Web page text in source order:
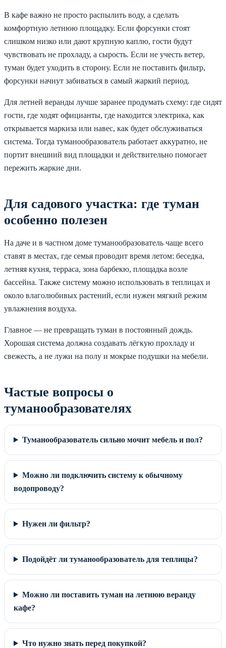
В кафе важно не просто распылить воду, а сделать
комфортную летнюю площадку. Если форсунки стоят
слишком низко или дают крупную каплю, гости будут
чувствовать не прохладу, а сырость. Если не учесть ветер,
туман будет уходить в сторону. Если не поставить фильтр,
форсунки начнут забиваться в самый жаркий период.
Для летней веранды лучше заранее продумать схему: где сидят
гости, где ходят официанты, где находится электрика, как
открывается маркиза или навес, как будет обслуживаться
система. Тогда туманообразователь работает аккуратно, не
портит внешний вид площадки и действительно помогает
пережить жаркие дни.
Для садового участка: где туман
особенно полезен
На даче и в частном доме туманообразователь чаще всего
ставят в местах, где семья проводит время летом: беседка,
летняя кухня, терраса, зона барбекю, площадка возле
бассейна. Также систему можно использовать в теплицах и
около влаголюбивых растений, если нужен мягкий режим
увлажнения воздуха.
Главное — не превращать туман в постоянный дождь.
Хорошая система должна создавать лёгкую прохладу и
свежесть, а не лужи на полу и мокрые подушки на мебели.
Частые вопросы о
туманообразователях
Туманообразователь сильно мочит мебель и пол?
Можно ли подключить систему к обычному
водопроводу?
Нужен ли фильтр?
Подойдёт ли туманообразователь для теплицы?
Можно ли поставить туман на летнюю веранду
кафе?
Что нужно знать перед покупкой?